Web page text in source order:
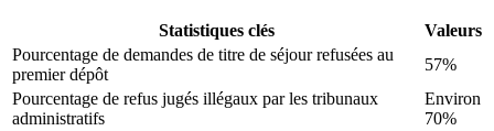
Statistiques clés
Valeurs
Pourcentage de demandes de titre de séjour refusées au
premier dépôt
57%
Pourcentage de refus jugés illégaux par les tribunaux
administratifs
Environ
70%